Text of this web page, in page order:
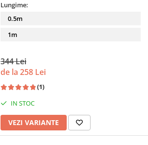
Lungime:
0.5m
1m
344 Lei
de la 258 Lei
(1)
IN STOC
VEZI VARIANTE